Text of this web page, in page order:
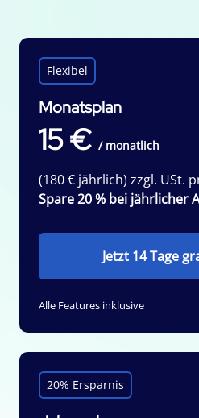
Flexibel
Monatsplan
15 € / monatlich
(180 € jährlich) zzgl. USt.
Spare 20 % bei jährlicher
Jetzt 14 Tage
Alle Features inklusive
20% Ersparnis